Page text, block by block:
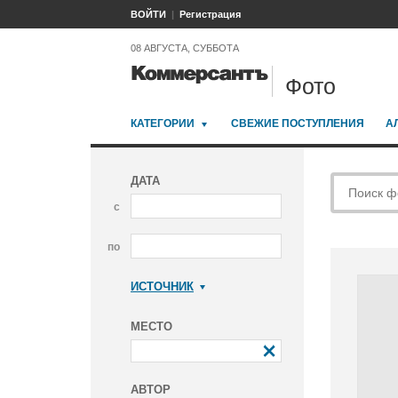
ВОЙТИ Регистрация
08 АВГУСТА, СУББОТА
Фото
КАТЕГОРИИ СВЕЖИЕ ПОСТУПЛЕНИЯ
ДАТА
с
по
ИСТОЧНИК
МЕСТО
АВТОР